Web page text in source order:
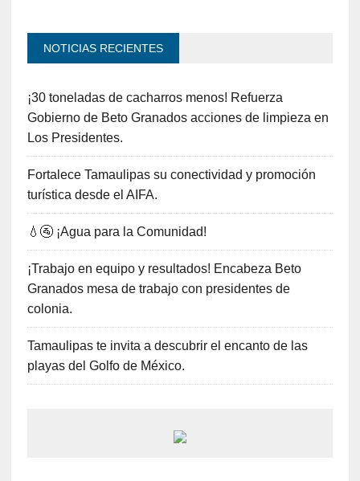
NOTICIAS RECIENTES
¡30 toneladas de cacharros menos! Refuerza
Gobierno de Beto Granados acciones de limpieza en
Los Presidentes.
Fortalece Tamaulipas su conectividad y promoción
turística desde el AIFA.
💧🚰 ¡Agua para la Comunidad!
¡Trabajo en equipo y resultados! Encabeza Beto
Granados mesa de trabajo con presidentes de
colonia.
Tamaulipas te invita a descubrir el encanto de las
playas del Golfo de México.